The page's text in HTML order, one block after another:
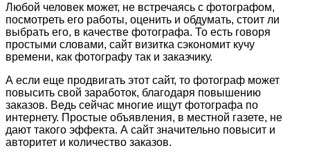
Любой человек может, не встречаясь с фотографом,
посмотреть его работы, оценить и обдумать, стоит ли
выбрать его, в качестве фотографа. То есть говоря
простыми словами, сайт визитка сэкономит кучу
времени, как фотографу так и заказчику.
А если еще продвигать этот сайт, то фотограф может
повысить свой заработок, благодаря повышению
заказов. Ведь сейчас многие ищут фотографа по
интернету. Простые объявления, в местной газете, не
дают такого эффекта. А сайт значительно повысит и
авторитет и количество заказов.